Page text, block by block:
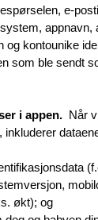
e-
appnavn,
og kontounike
som ble sendt
i appen. Når
inkluderer
økt); og